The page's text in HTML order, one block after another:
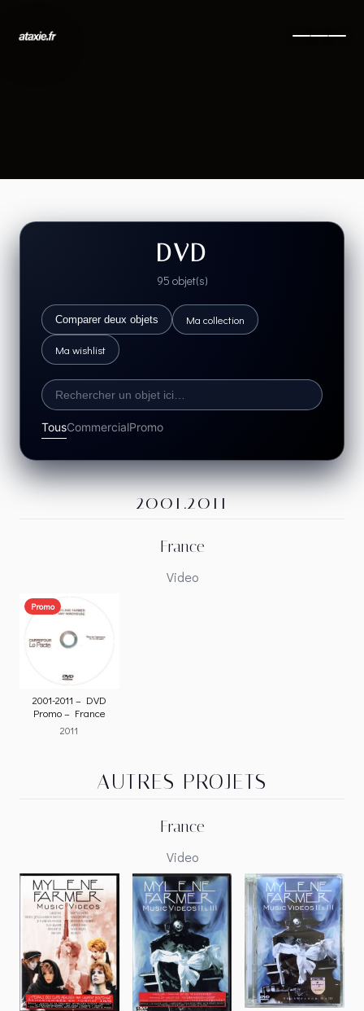
DVD
95 objet(s)
Comparer deux objets Ma collection
Ma wishlist
TousCommercialPromo
2001.2011
France
Video
Promo
2001-2011 – DVD
Promo – France
2011
AUTRES PROJETS
France
Video